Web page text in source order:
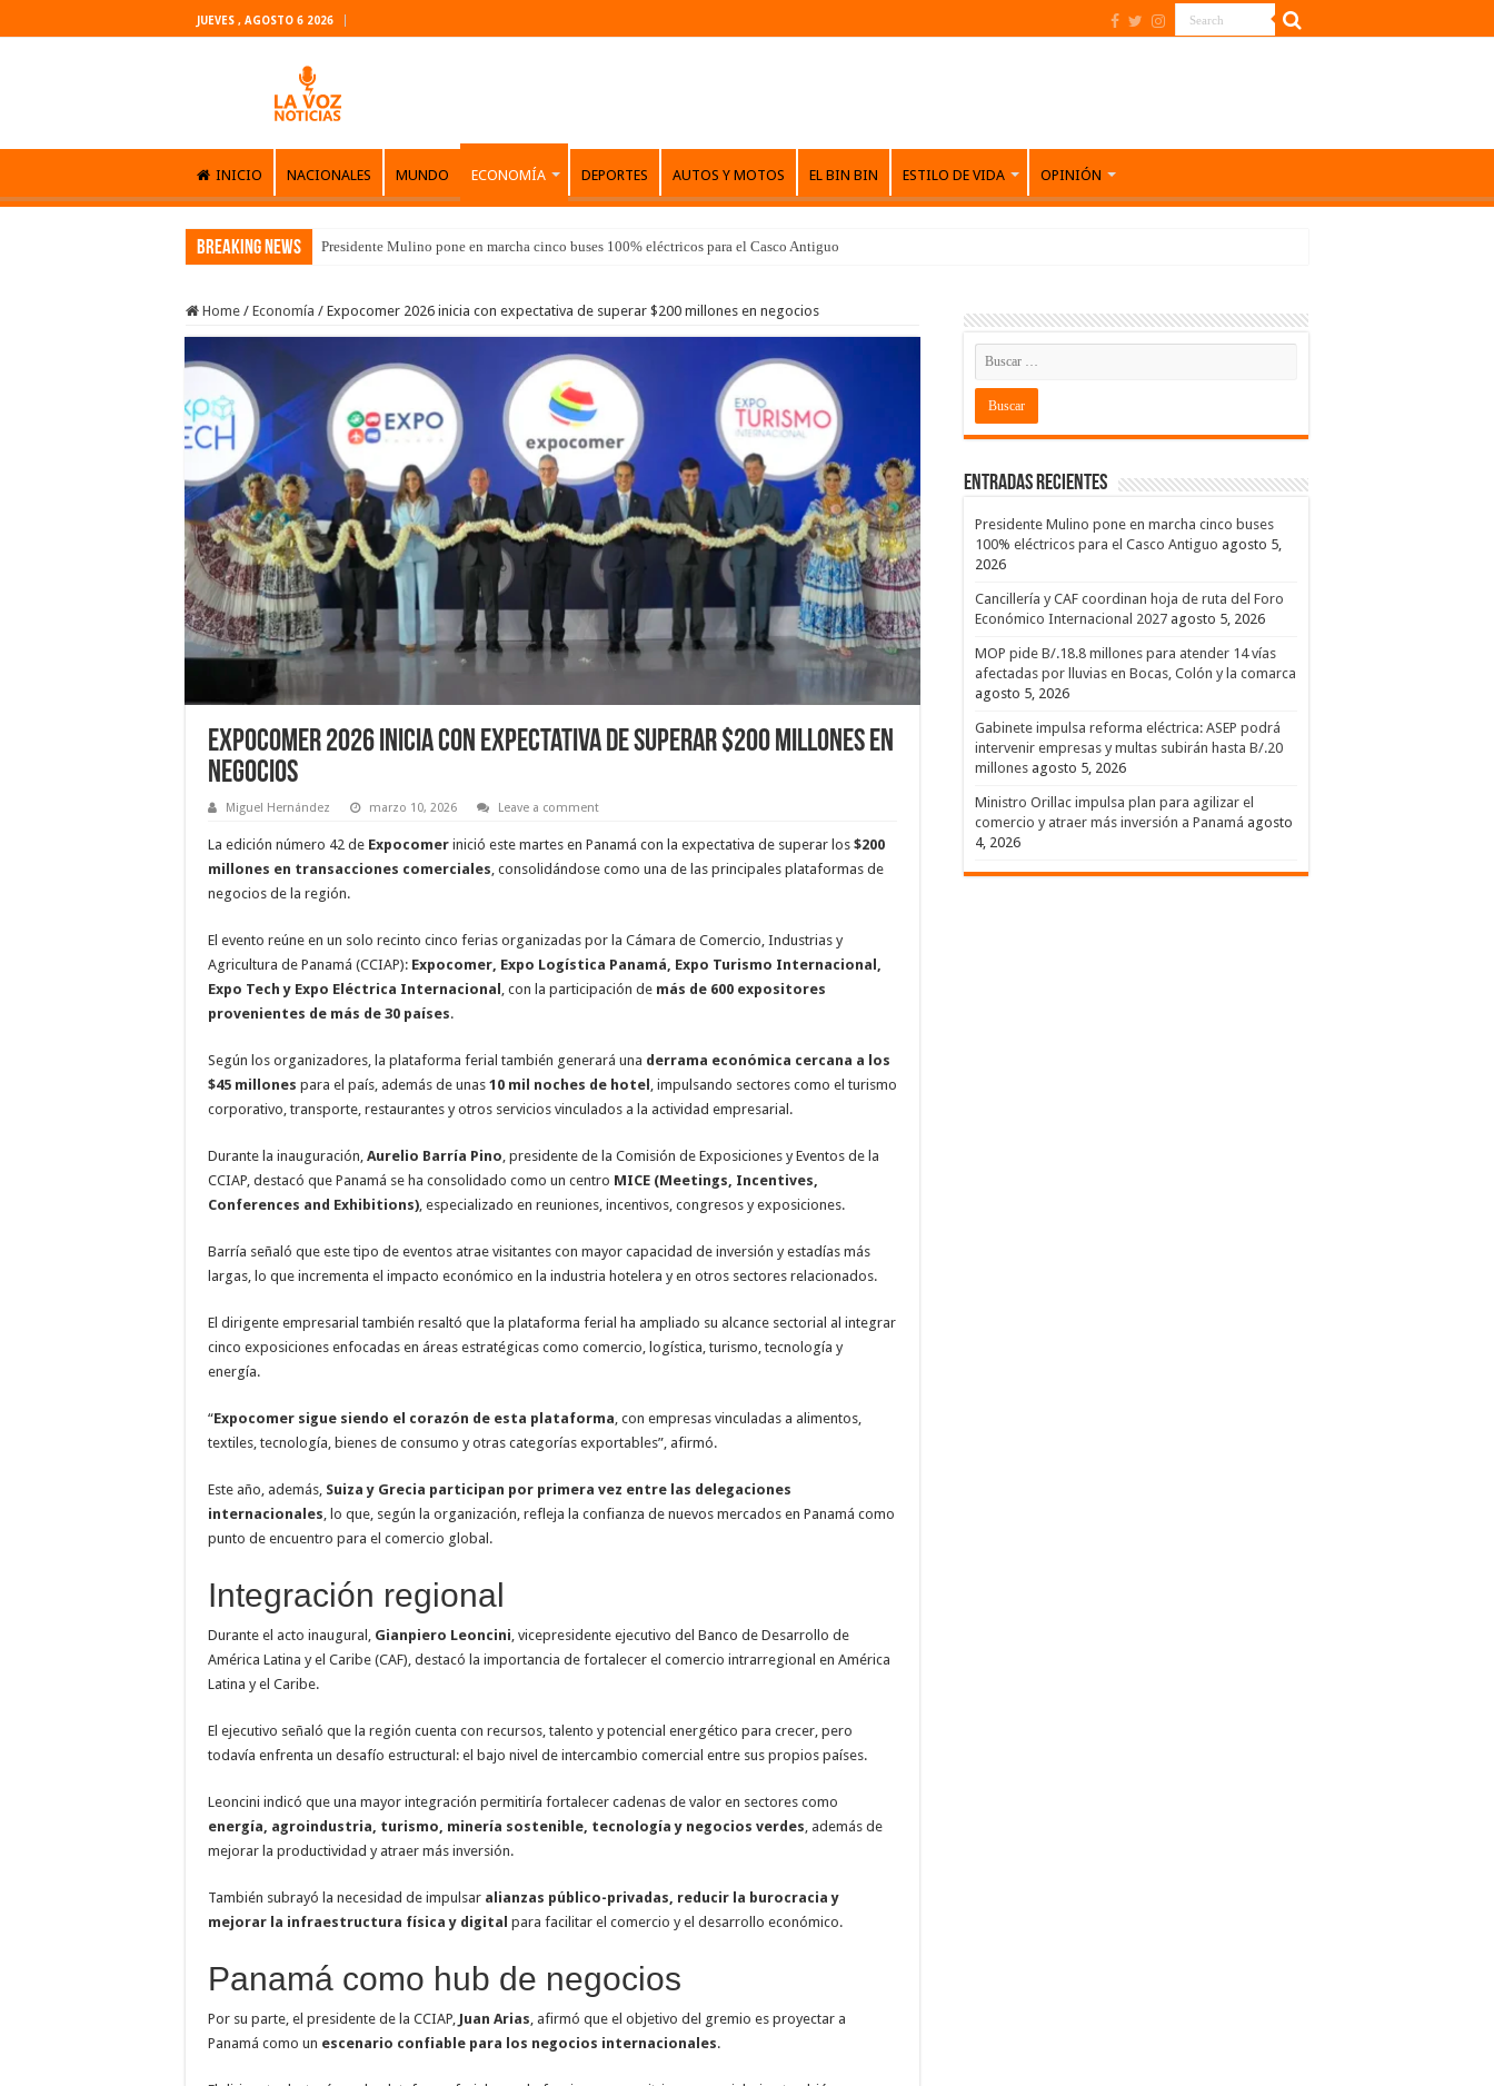
JUEVES , AGOSTO 6 2026
INICIO NACIONALES MUNDO ECONOMÍA DEPORTES AUTOS Y MOTOS EL BIN BIN ESTILO DE VIDA OPINIÓN
Breaking News Presidente Mulino pone en marcha cinco buses 100% eléctricos para el Casco Antiguo
Home / Economía / Expocomer 2026 inicia con expectativa de superar $200 millones en negocios
Expocomer 2026 inicia con expectativa de superar $200 millones en
negocios
Miguel Hernández marzo 10, 2026 Leave a comment
La edición número 42 de Expocomer inició este martes en Panamá con la expectativa de superar los $200
millones en transacciones comerciales, consolidándose como una de las principales plataformas de
negocios de la región.
El evento reúne en un solo recinto cinco ferias organizadas por la Cámara de Comercio, Industrias y
Agricultura de Panamá (CCIAP): Expocomer, Expo Logística Panamá, Expo Turismo Internacional,
Expo Tech y Expo Eléctrica Internacional , con la participación de más de 600 expositores
provenientes de más de 30 países.
Según los organizadores, la plataforma ferial también generará una derrama económica cercana a los
$45 millones para el país, además de unas 10 mil noches de hotel , impulsando sectores como el turismo
corporativo, transporte, restaurantes y otros servicios vinculados a la actividad empresarial.
Durante la inauguración, Aurelio Barría Pino, presidente de la Comisión de Exposiciones y Eventos de la
CCIAP, destacó que Panamá se ha consolidado como un centro MICE (Meetings, Incentives,
Conferences and Exhibitions), especializado en reuniones, incentivos, congresos y exposiciones.
Barría señaló que este tipo de eventos atrae visitantes con mayor capacidad de inversión y estadías más
largas, lo que incrementa el impacto económico en la industria hotelera y en otros sectores relacionados.
El dirigente empresarial también resaltó que la plataforma ferial ha ampliado su alcance sectorial al integrar
cinco exposiciones enfocadas en áreas estratégicas como comercio, logística, turismo, tecnología y
energía.
“Expocomer sigue siendo el corazón de esta plataforma, con empresas vinculadas a alimentos,
textiles, tecnología, bienes de consumo y otras categorías exportables”, afirmó.
Este año, además, Suiza y Grecia participan por primera vez entre las delegaciones
internacionales, lo que, según la organización, refleja la confianza de nuevos mercados en Panamá como
punto de encuentro para el comercio global.
Integración regional
Durante el acto inaugural, Gianpiero Leoncini, vicepresidente ejecutivo del Banco de Desarrollo de
América Latina y el Caribe (CAF), destacó la importancia de fortalecer el comercio intrarregional en América
Latina y el Caribe.
El ejecutivo señaló que la región cuenta con recursos, talento y potencial energético para crecer, pero
todavía enfrenta un desafío estructural: el bajo nivel de intercambio comercial entre sus propios países.
Leoncini indicó que una mayor integración permitiría fortalecer cadenas de valor en sectores como
energía, agroindustria, turismo, minería sostenible, tecnología y negocios verdes, además de
mejorar la productividad y atraer más inversión.
También subrayó la necesidad de impulsar alianzas público-privadas, reducir la burocracia y
mejorar la infraestructura física y digital para facilitar el comercio y el desarrollo económico.
Panamá como hub de negocios
Por su parte, el presidente de la CCIAP, Juan Arias, afirmó que el objetivo del gremio es proyectar a
Panamá como un escenario confiable para los negocios internacionales.
Entradas recientes
Presidente Mulino pone en marcha cinco buses
100% eléctricos para el Casco Antiguo agosto 5,
2026
Cancillería y CAF coordinan hoja de ruta del Foro
Económico Internacional 2027 agosto 5, 2026
MOP pide B/.18.8 millones para atender 14 vías
afectadas por lluvias en Bocas, Colón y la comarca
agosto 5, 2026
Gabinete impulsa reforma eléctrica: ASEP podrá
intervenir empresas y multas subirán hasta B/.20
millones agosto 5, 2026
Ministro Orillac impulsa plan para agilizar el
comercio y atraer más inversión a Panamá agosto
4, 2026